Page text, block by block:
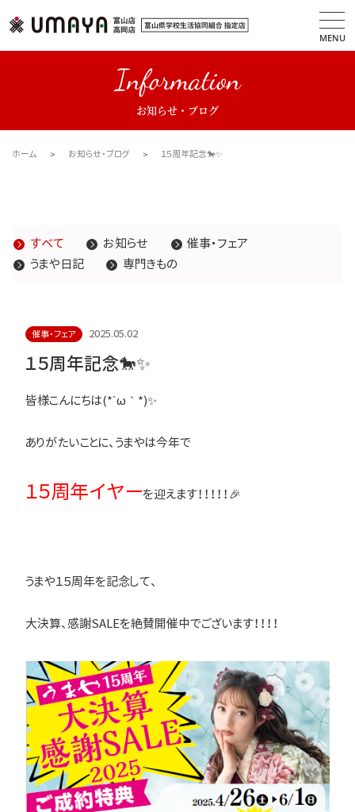
MENU
Information
お知らせ・ブログ
ホーム お知らせ・ブログ １５周年記念🐎✨
すべて お知らせ
催事・フェア
うまや日記
専門きもの
催事・フェア 2025.05.02
１５周年記念🐎✨
皆様こんにちは(*´ω｀*)✨
ありがたいことに、うまやは今年で
１５周年イヤーを迎えます！！！！！🎉
うまや１５周年を記念して、
大決算、感謝SALEを絶賛開催中でございます！！！！